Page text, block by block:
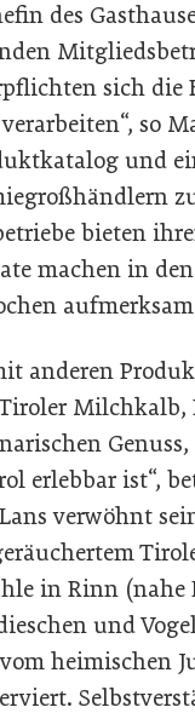
des
sich die
so
und
bieten
machen in
anderen
Milchkalb,
erlebbar ist“,
verwöhnt
in Rinn
und
heimischen